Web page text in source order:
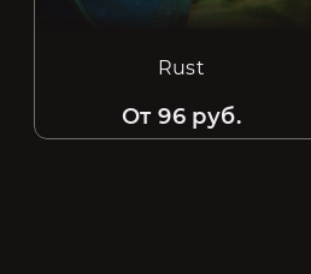
Rust
От 96 руб.